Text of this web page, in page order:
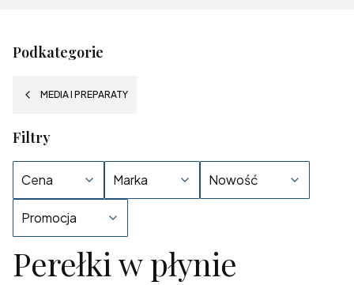
Podkategorie
MEDIA I PREPARATY
Filtry
Cena Marka Nowość
Promocja
Koniec filtrów
Perełki w płynie